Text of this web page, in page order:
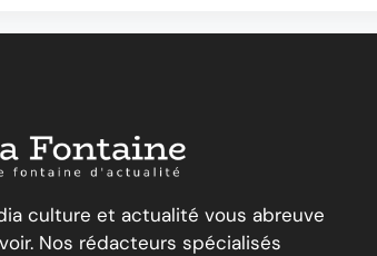
culture et actualité vous abreuve
Nos rédacteurs spécialisés